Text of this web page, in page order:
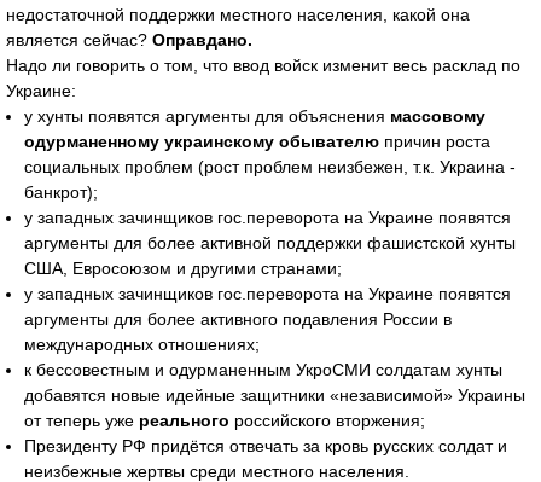
недостаточной поддержки местного населения, какой она
является сейчас? Оправдано.
Надо ли говорить о том, что ввод войск изменит весь расклад по
Украине:
у хунты появятся аргументы для объяснения массовому
одурманенному украинскому обывателю причин роста
социальных проблем (рост проблем неизбежен, т.к. Украина -
банкрот);
у западных зачинщиков гос.переворота на Украине появятся
аргументы для более активной поддержки фашистской хунты
США, Евросоюзом и другими странами;
у западных зачинщиков гос.переворота на Украине появятся
аргументы для более активного подавления России в
международных отношениях;
к бессовестным и одурманенным УкроСМИ солдатам хунты
добавятся новые идейные защитники «независимой» Украины
от теперь уже реального российского вторжения;
Президенту РФ придётся отвечать за кровь русских солдат и
неизбежные жертвы среди местного населения.